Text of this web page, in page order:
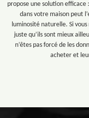
propose une solution efficace
dans votre maison peut
luminosité naturelle. Si vous
juste qu’ils sont mieux
n’êtes pas forcé de les
acheter et